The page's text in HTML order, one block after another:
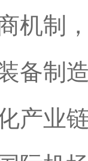
机制
备制
产业